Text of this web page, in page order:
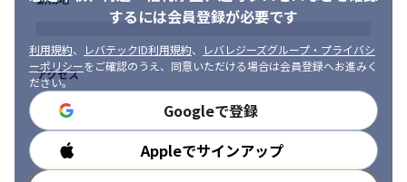
を掛け合わせ、お客様の中核ビジネスの構造改革および持続的な
成長を支援します。
特定のソリューションに特化したキャリアに加え、「サプライチ
ェーン＆オペレーション」「カスタマー＆セールス」
「Enterprise Value マネジメント」など、業務領域に軸足を置
いたキャリア形成も可能です。
・先端テクノロジーを活用したアウトソーシングサービスを提供
します。
お客様のビジネスが健全・健康であるための「主治医」として直
するには会員登録が必要です
利用規約、 レバテックID利用規約、
レバレジーズグループ・プライバシ
ーポリシーをご確認のうえ、同意いただける場合は会員登録へお進みく
ださい。
Googleで登録
Appleでサインアップ
アクセス
勤務時間